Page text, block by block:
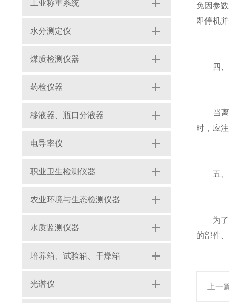
工业称重系统
水分测定仪
煤质检测仪器
药检仪器
移液器、瓶口分液器
电导率仪
职业卫生检测仪器
农业环境与生态检测仪器
水质监测仪器
培养箱、试验箱、干燥箱
光谱仪
免因参
即停机
四、
当离心
时，应
五、
为了确
的部件
上一